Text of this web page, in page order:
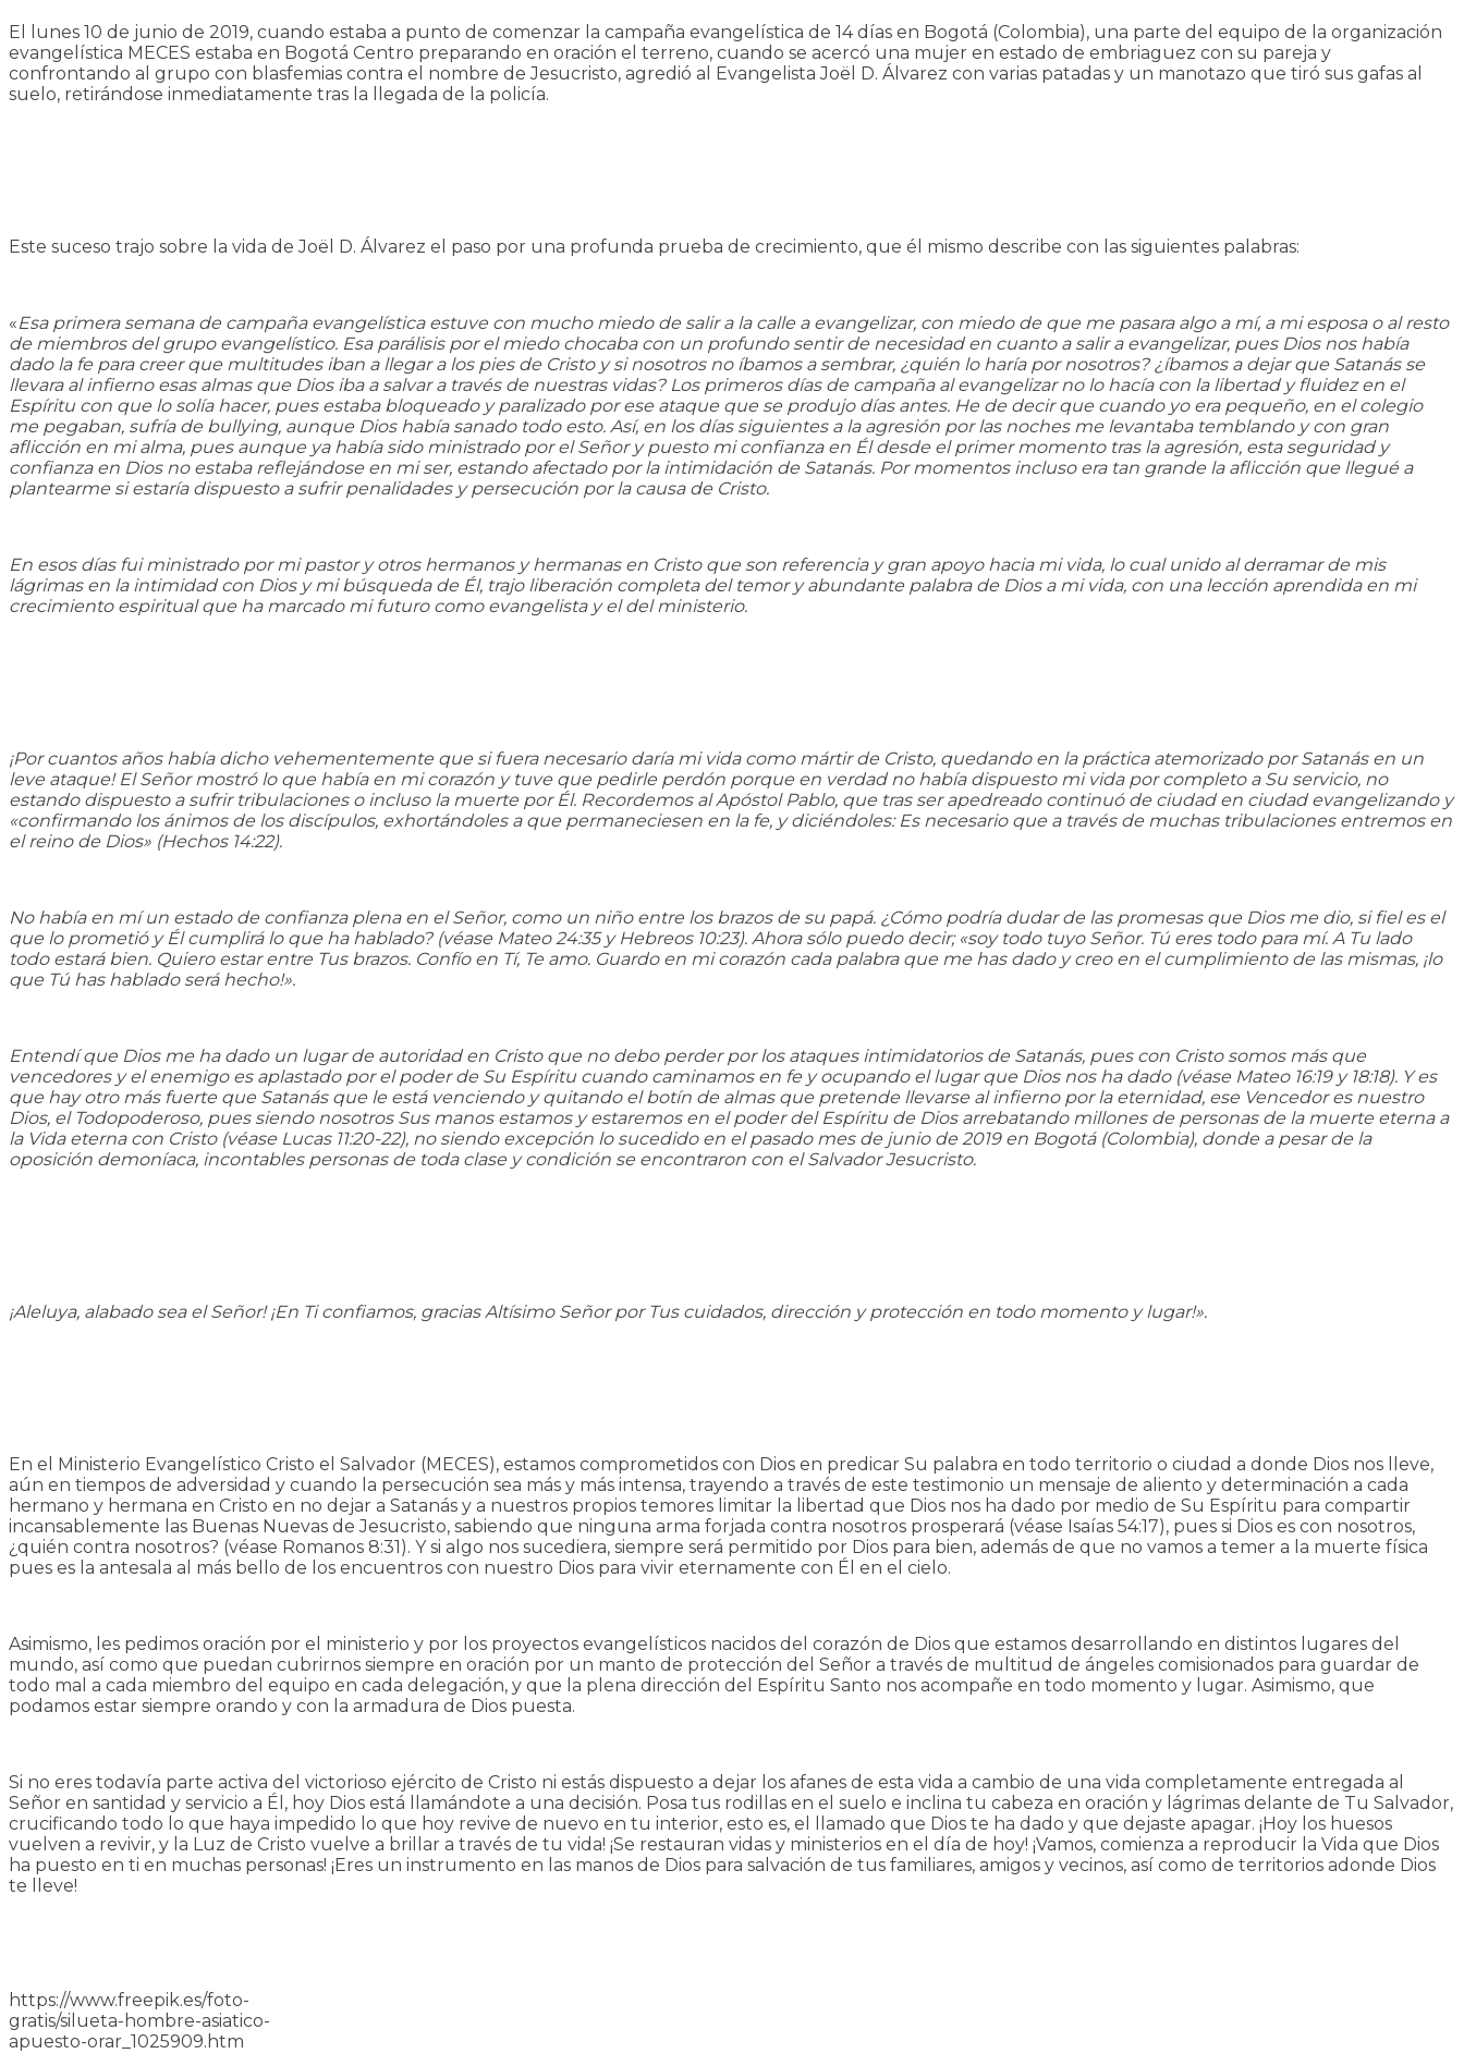
El lunes 10 de junio de 2019, cuando estaba a punto de comenzar la campaña evangelística de 14 días en Bogotá (Colombia), una parte del equipo de la organización
evangelística MECES estaba en Bogotá Centro preparando en oración el terreno, cuando se acercó una mujer en estado de embriaguez con su pareja y
confrontando al grupo con blasfemias contra el nombre de Jesucristo, agredió al Evangelista Joël D. Álvarez con varias patadas y un manotazo que tiró sus gafas al
suelo, retirándose inmediatamente tras la llegada de la policía.
Este suceso trajo sobre la vida de Joël D. Álvarez el paso por una profunda prueba de crecimiento, que él mismo describe con las siguientes palabras:
«Esa primera semana de campaña evangelística estuve con mucho miedo de salir a la calle a evangelizar, con miedo de que me pasara algo a mí, a mi esposa o al resto
de miembros del grupo evangelístico. Esa parálisis por el miedo chocaba con un profundo sentir de necesidad en cuanto a salir a evangelizar, pues Dios nos había
dado la fe para creer que multitudes iban a llegar a los pies de Cristo y si nosotros no íbamos a sembrar, ¿quién lo haría por nosotros? ¿íbamos a dejar que Satanás se
llevara al infierno esas almas que Dios iba a salvar a través de nuestras vidas? Los primeros días de campaña al evangelizar no lo hacía con la libertad y fluidez en el
Espíritu con que lo solía hacer, pues estaba bloqueado y paralizado por ese ataque que se produjo días antes. He de decir que cuando yo era pequeño, en el colegio
me pegaban, sufría de bullying, aunque Dios había sanado todo esto. Así, en los días siguientes a la agresión por las noches me levantaba temblando y con gran
aflicción en mi alma, pues aunque ya había sido ministrado por el Señor y puesto mi confianza en Él desde el primer momento tras la agresión, esta seguridad y
confianza en Dios no estaba reflejándose en mi ser, estando afectado por la intimidación de Satanás. Por momentos incluso era tan grande la aflicción que llegué a
plantearme si estaría dispuesto a sufrir penalidades y persecución por la causa de Cristo.
En esos días fui ministrado por mi pastor y otros hermanos y hermanas en Cristo que son referencia y gran apoyo hacia mi vida, lo cual unido al derramar de mis
lágrimas en la intimidad con Dios y mi búsqueda de Él, trajo liberación completa del temor y abundante palabra de Dios a mi vida, con una lección aprendida en mi
crecimiento espiritual que ha marcado mi futuro como evangelista y el del ministerio.
¡Por cuantos años había dicho vehementemente que si fuera necesario daría mi vida como mártir de Cristo, quedando en la práctica atemorizado por Satanás en un
leve ataque! El Señor mostró lo que había en mi corazón y tuve que pedirle perdón porque en verdad no había dispuesto mi vida por completo a Su servicio, no
estando dispuesto a sufrir tribulaciones o incluso la muerte por Él. Recordemos al Apóstol Pablo, que tras ser apedreado continuó de ciudad en ciudad evangelizando y
«confirmando los ánimos de los discípulos, exhortándoles a que permaneciesen en la fe, y diciéndoles: Es necesario que a través de muchas tribulaciones entremos en
el reino de Dios» (Hechos 14:22).
No había en mí un estado de confianza plena en el Señor, como un niño entre los brazos de su papá. ¿Cómo podría dudar de las promesas que Dios me dio, si fiel es el
que lo prometió y Él cumplirá lo que ha hablado? (véase Mateo 24:35 y Hebreos 10:23). Ahora sólo puedo decir; «soy todo tuyo Señor. Tú eres todo para mí. A Tu lado
todo estará bien. Quiero estar entre Tus brazos. Confío en Tí, Te amo. Guardo en mi corazón cada palabra que me has dado y creo en el cumplimiento de las mismas, ¡lo
que Tú has hablado será hecho!».
Entendí que Dios me ha dado un lugar de autoridad en Cristo que no debo perder por los ataques intimidatorios de Satanás, pues con Cristo somos más que
vencedores y el enemigo es aplastado por el poder de Su Espíritu cuando caminamos en fe y ocupando el lugar que Dios nos ha dado (véase Mateo 16:19 y 18:18). Y es
que hay otro más fuerte que Satanás que le está venciendo y quitando el botín de almas que pretende llevarse al infierno por la eternidad, ese Vencedor es nuestro
Dios, el Todopoderoso, pues siendo nosotros Sus manos estamos y estaremos en el poder del Espíritu de Dios arrebatando millones de personas de la muerte eterna a
la Vida eterna con Cristo (véase Lucas 11:20-22), no siendo excepción lo sucedido en el pasado mes de junio de 2019 en Bogotá (Colombia), donde a pesar de la
oposición demoníaca, incontables personas de toda clase y condición se encontraron con el Salvador Jesucristo.
¡Aleluya, alabado sea el Señor! ¡En Ti confiamos, gracias Altísimo Señor por Tus cuidados, dirección y protección en todo momento y lugar!».
En el Ministerio Evangelístico Cristo el Salvador (MECES), estamos comprometidos con Dios en predicar Su palabra en todo territorio o ciudad a donde Dios nos lleve,
aún en tiempos de adversidad y cuando la persecución sea más y más intensa, trayendo a través de este testimonio un mensaje de aliento y determinación a cada
hermano y hermana en Cristo en no dejar a Satanás y a nuestros propios temores limitar la libertad que Dios nos ha dado por medio de Su Espíritu para compartir
incansablemente las Buenas Nuevas de Jesucristo, sabiendo que ninguna arma forjada contra nosotros prosperará (véase Isaías 54:17), pues si Dios es con nosotros,
¿quién contra nosotros? (véase Romanos 8:31). Y si algo nos sucediera, siempre será permitido por Dios para bien, además de que no vamos a temer a la muerte física
pues es la antesala al más bello de los encuentros con nuestro Dios para vivir eternamente con Él en el cielo.
Asimismo, les pedimos oración por el ministerio y por los proyectos evangelísticos nacidos del corazón de Dios que estamos desarrollando en distintos lugares del
mundo, así como que puedan cubrirnos siempre en oración por un manto de protección del Señor a través de multitud de ángeles comisionados para guardar de
todo mal a cada miembro del equipo en cada delegación, y que la plena dirección del Espíritu Santo nos acompañe en todo momento y lugar. Asimismo, que
podamos estar siempre orando y con la armadura de Dios puesta.
Si no eres todavía parte activa del victorioso ejército de Cristo ni estás dispuesto a dejar los afanes de esta vida a cambio de una vida completamente entregada al
Señor en santidad y servicio a Él, hoy Dios está llamándote a una decisión. Posa tus rodillas en el suelo e inclina tu cabeza en oración y lágrimas delante de Tu Salvador,
crucificando todo lo que haya impedido lo que hoy revive de nuevo en tu interior, esto es, el llamado que Dios te ha dado y que dejaste apagar. ¡Hoy los huesos
vuelven a revivir, y la Luz de Cristo vuelve a brillar a través de tu vida! ¡Se restauran vidas y ministerios en el día de hoy! ¡Vamos, comienza a reproducir la Vida que Dios
ha puesto en ti en muchas personas! ¡Eres un instrumento en las manos de Dios para salvación de tus familiares, amigos y vecinos, así como de territorios adonde Dios
te lleve!
https://www.freepik.es/foto-
gratis/silueta-hombre-asiatico-
apuesto-orar_1025909.htm